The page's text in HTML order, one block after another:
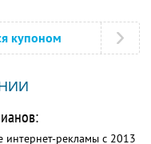
купоном
интернет-рекламы с 2013